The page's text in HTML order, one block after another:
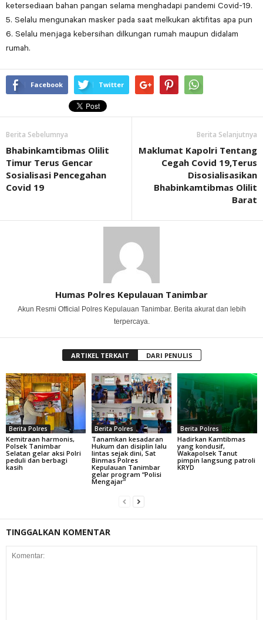
ketersediaan bahan pangan selama menghadapi pandemi Covid-19.
5. Selalu mengunakan masker pada saat melkukan aktifitas apa pun
6. Selalu menjaga kebersihan dilkungan rumah maupun didalam
rumah.
Facebook Twitter
Berita Sebelumnya
Bhabinkamtibmas Olilit
Timur Terus Gencar
Sosialisasi Pencegahan
Covid 19
Berita Selanjutnya
Maklumat Kapolri Tentang
Cegah Covid 19,Terus
Disosialisasikan
Bhabinkamtibmas Olilit
Barat
Humas Polres Kepulauan Tanimbar
Akun Resmi Official Polres Kepulauan Tanimbar. Berita akurat dan lebih
terpercaya.
ARTIKEL TERKAIT DARI PENULIS
Berita Polres
Kemitraan harmonis,
Polsek Tanimbar
Selatan gelar aksi Polri
peduli dan berbagi
kasih
Berita Polres
Tanamkan kesadaran
Hukum dan disiplin lalu
lintas sejak dini, Sat
Binmas Polres
Kepulauan Tanimbar
gelar program “Polisi
Mengajar”
Berita Polres
Hadirkan Kamtibmas
yang kondusif,
Wakapolsek Tanut
pimpin langsung patroli
KRYD
TINGGALKAN KOMENTAR